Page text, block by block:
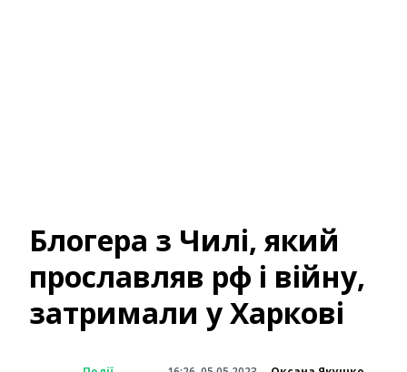
Блогера з Чилі, який
прославляв рф і війну,
затримали у Харкові